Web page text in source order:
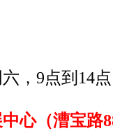
六，9点到14
心（漕宝路